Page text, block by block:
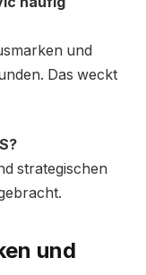
und
Das weckt
strategischen
und